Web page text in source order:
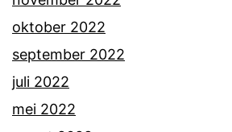
oktober 2022
september 2022
juli 2022
mei 2022